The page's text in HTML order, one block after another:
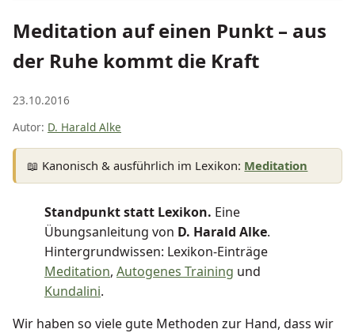
Meditation auf einen Punkt – aus
der Ruhe kommt die Kraft
23.10.2016
Autor: D. Harald Alke
📖 Kanonisch & ausführlich im Lexikon: Meditation
Standpunkt statt Lexikon. Eine
Übungsanleitung von D. Harald Alke.
Hintergrundwissen: Lexikon-Einträge
Meditation, Autogenes Training und
Kundalini.
Wir haben so viele gute Methoden zur Hand, dass wir